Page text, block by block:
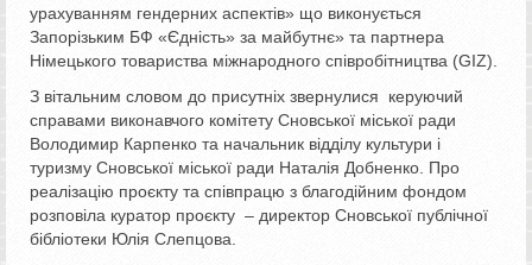
урахуванням гендерних аспектів» що виконується
Запорізьким БФ «Єдність» за майбутнє» та партнера
Німецького товариства міжнародного співробітництва (GIZ).
З вітальним словом до присутніх звернулися керуючий
справами виконавчого комітету Сновської міської ради
Володимир Карпенко та начальник відділу культури і
туризму Сновської міської ради Наталія Добненко. Про
реалізацію проєкту та співпрацю з благодійним фондом
розповіла куратор проєкту – директор Сновської публічної
бібліотеки Юлія Слепцова.